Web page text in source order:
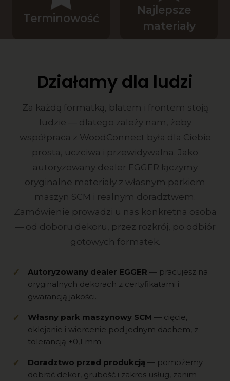
Terminowość
Najlepsze
materiały
Działamy dla ludzi
Za każdą formatką, blatem i frontem stoją
ludzie — dlatego zależy nam, żeby
współpraca z WoodConnect była dla Ciebie
prosta, uczciwa i przewidywalna. Jako
autoryzowany dealer EGGER łączymy
oryginalne materiały z własnym parkiem
maszyn SCM i realnym doradztwem.
Zamówienie prowadzi u nas konkretna osoba
— od doboru dekoru, przez rozkrój, po odbiór
gotowych formatek.
Autoryzowany dealer EGGER — pracujesz na
oryginalnych dekorach z certyfikatami i
gwarancją jakości.
Własny park maszynowy SCM — cięcie,
oklejanie i wiercenie pod jednym dachem, z
tolerancją ±0,1 mm.
Doradztwo przed produkcją — pomożemy
dobrać dekor, grubość i zakres usług, zanim